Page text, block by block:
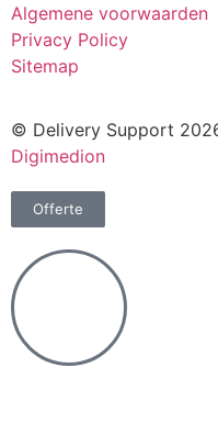
Algemene voorwaarden
Privacy Policy
Sitemap
© Delivery Support
Digimedion
Offerte